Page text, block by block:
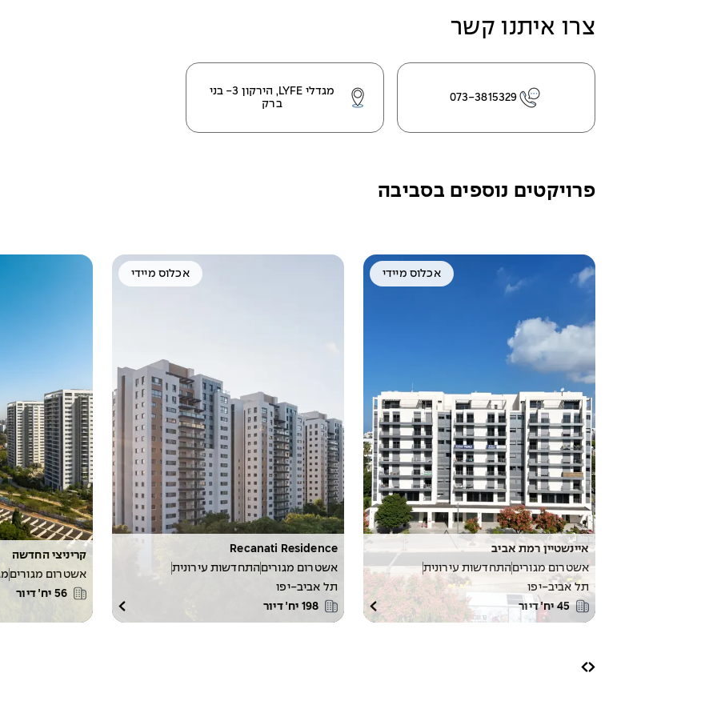
צרו איתנו קשר
073-3815329
מגדלי LYFE, הירקון 3- בני
ברק
פרויקטים נוספים בסביבה
אכלוס מיידי
איינשטיין רמת אביב
אשטרום מגוריםהתחדשות עירונית
תל אביב-יפו
45 יח׳ דיור
אכלוס מיידי
Recanati Residence
אשטרום מגורים התחדשות עירונית
תל אביב-יפו
198 יח׳ דיור
קריניצי החדשה
אשטרום מגורים
56 יח׳ דיור